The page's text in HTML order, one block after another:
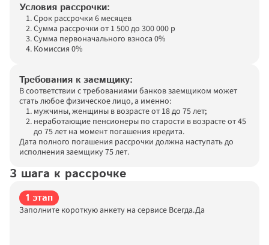
Условия рассрочки:
Срок рассрочки 6 месяцев
Сумма рассрочки от 1 500 до 300 000 р
Сумма первоначального взноса 0%
Комиссия 0%
Требования к заемщику:
В соответствии с требованиями банков заемщиком может
стать любое физическое лицо, а именно:
мужчины, женщины в возрасте от 18 до 75 лет;
неработающие пенсионеры по старости в возрасте от 45
до 75 лет на момент погашения кредита.
Дата полного погашения рассрочки должна наступать до
исполнения заемщику 75 лет.
3 шага к рассрочке
1 этап
Заполните короткую анкету на сервисе Всегда.Да